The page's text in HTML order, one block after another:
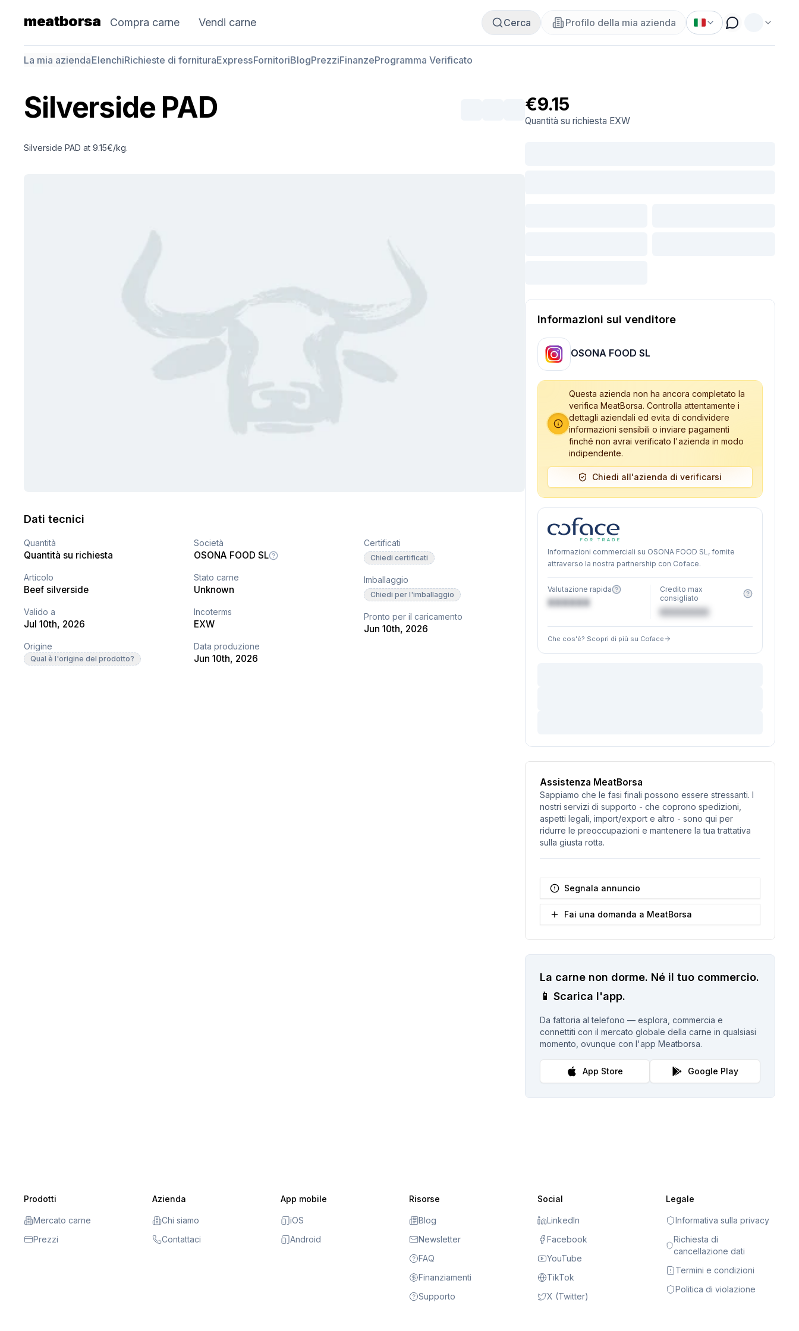
meatborsa Compra carne Vendi carne Cerca Profilo della mia azienda
La mia aziendaElenchiRichieste di fornituraExpressFornitoriBlogPrezziFinanzeProgramma Verificato
Silverside PAD
Silverside PAD at 9.15€/kg.
Dati tecnici
Quantità
Quantità su richiesta
Articolo
Beef silverside
Valido a
Jul 10th, 2026
Origine
Qual è l'origine del prodotto?
Società
OSONA FOOD SL
Stato carne
Unknown
Incoterms
EXW
Data produzione
Jun 10th, 2026
Certificati
Chiedi certificati
Imballaggio
Chiedi per l'imballaggio
Pronto per il caricamento
Jun 10th, 2026
€9.15
Quantità su richiesta EXW
Informazioni sul venditore
OSONA FOOD SL
Questa azienda non ha ancora completato la
verifica MeatBorsa. Controlla attentamente i
dettagli aziendali ed evita di condividere
informazioni sensibili o inviare pagamenti
finché non avrai verificato l'azienda in modo
indipendente.
Chiedi all'azienda di verificarsi
Informazioni commerciali su OSONA FOOD SL, fornite
attraverso la nostra partnership con Coface.
Valutazione rapida
XXXXXX
Credito max
consigliato
Che cos'è? Scopri di più su Coface
Assistenza MeatBorsa
Sappiamo che le fasi finali possono essere stressanti. I
nostri servizi di supporto - che coprono spedizioni,
aspetti legali, import/export e altro - sono qui per
ridurre le preoccupazioni e mantenere la tua trattativa
sulla giusta rotta.
Segnala annuncio
Fai una domanda a MeatBorsa
La carne non dorme. Né il tuo commercio.
📱 Scarica l'app.
Da fattoria al telefono — esplora, commercia e
connettiti con il mercato globale della carne in qualsiasi
momento, ovunque con l'app Meatborsa.
App Store Google Play
Prodotti
Mercato carne
Prezzi
Azienda
Chi siamo
Contattaci
App mobile
iOS
Android
Risorse
Blog
Newsletter
FAQ
Finanziamenti
Supporto
Social
LinkedIn
Facebook
YouTube
TikTok
X (Twitter)
Legale
Informativa sulla privacy
Richiesta di
cancellazione dati
Termini e condizioni
Politica di violazione